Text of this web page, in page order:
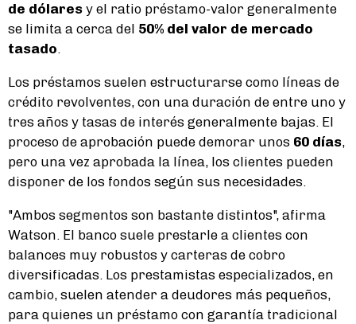
de dólares y el ratio préstamo-valor generalmente
se limita a cerca del 50% del valor de mercado
tasado.
Los préstamos suelen estructurarse como líneas de
crédito revolventes, con una duración de entre uno y
tres años y tasas de interés generalmente bajas. El
proceso de aprobación puede demorar unos 60 días,
pero una vez aprobada la línea, los clientes pueden
disponer de los fondos según sus necesidades.
"Ambos segmentos son bastante distintos", afirma
Watson. El banco suele prestarle a clientes con
balances muy robustos y carteras de cobro
diversificadas. Los prestamistas especializados, en
cambio, suelen atender a deudores más pequeños,
para quienes un préstamo con garantía tradicional